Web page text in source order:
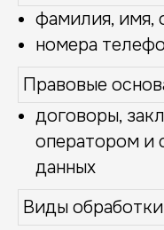
фамилия, имя,
номера
Правовые
договоры,
оператором и
данных
Виды